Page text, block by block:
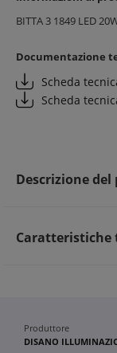
BITTA 3 1849 LED
Documentazione
Scheda
Scheda
Descrizione
Caratteristiche
Produttore
DISANO